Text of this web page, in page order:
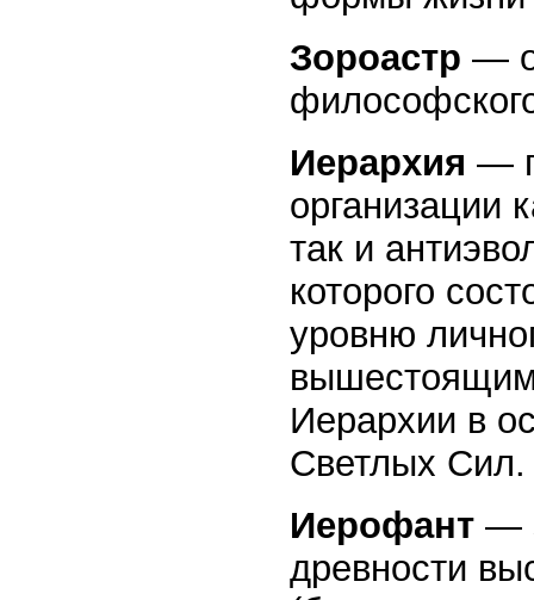
Зороастр —
Иерархия —
организации
так и
которого
уровню
Иерархии в
Светлых Сил.
Иерофант —
древности